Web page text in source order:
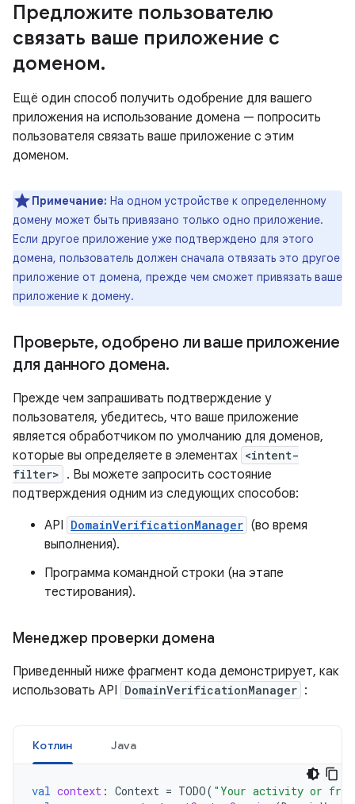
Предложите пользователю
связать ваше приложение с
доменом.
Ещё один способ получить одобрение для вашего
приложения на использование домена — попросить
пользователя связать ваше приложение с этим
доменом.
Примечание: На одном устройстве к определенному
домену может быть привязано только одно приложение.
Если другое приложение уже подтверждено для этого
домена, пользователь должен сначала отвязать это другое
приложение от домена, прежде чем сможет привязать ваше
приложение к домену.
Проверьте, одобрено ли ваше приложение
для данного домена.
Прежде чем запрашивать подтверждение у
пользователя, убедитесь, что ваше приложение
является обработчиком по умолчанию для доменов,
которые вы определяете в элементах <intent-
filter> . Вы можете запросить состояние
подтверждения одним из следующих способов:
API DomainVerificationManager (во время
выполнения).
Программа командной строки (на этапе
тестирования).
Менеджер проверки домена
Приведенный ниже фрагмент кода демонстрирует, как
использовать API DomainVerificationManager :
Котлин Java
val context : Context = TODO( "Your activity or